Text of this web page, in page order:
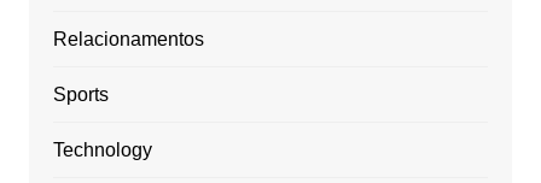
Relacionamentos
Sports
Technology